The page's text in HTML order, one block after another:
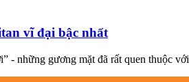
vĩ đại bậc nhất
những gương mặt đã rất quen thuộc